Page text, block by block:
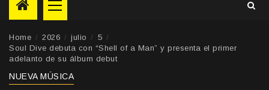
Primary
Menu
Home 2026 julio
5
Soul Dive debuta con “Shell of a Man” y presenta el primer
adelanto de su álbum debut
NUEVA MÚSICA